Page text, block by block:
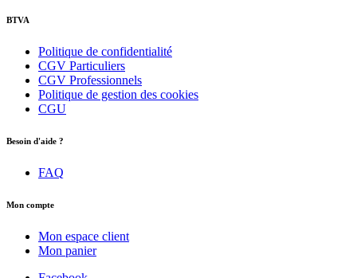
BTVA
Politique de confidentialité
CGV Particuliers
CGV Professionnels
Politique de gestion des cookies
CGU
Besoin d'aide ?
FAQ
Mon compte
Mon espace client
Mon panier